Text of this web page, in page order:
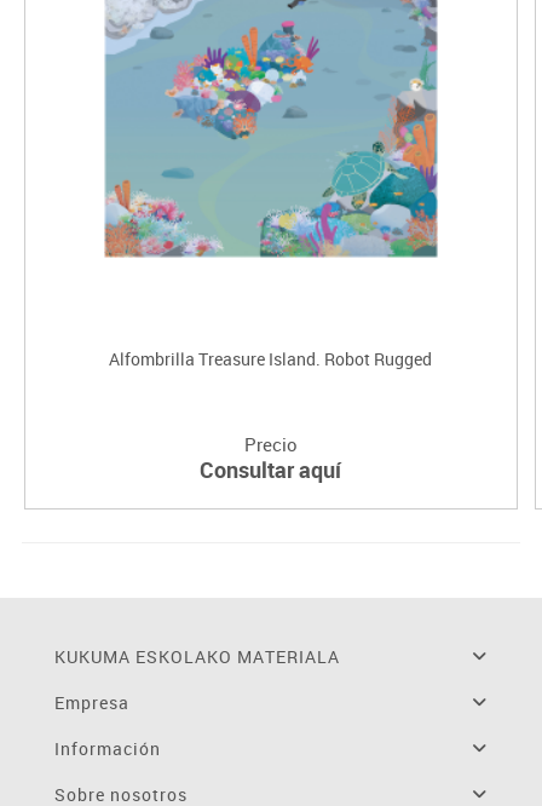
Alfombrilla Treasure Island. Robot Rugged
Precio
Consultar aquí
KUKUMA ESKOLAKO MATERIALA
Empresa
Información
Sobre nosotros